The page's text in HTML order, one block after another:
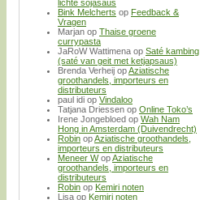
lichte sojasaus
Bink Melcherts op Feedback &
Vragen
Marjan op Thaise groene
currypasta
JaRoW Wattimena op Saté kambing
(saté van geit met ketjapsaus)
Brenda Verheij opAziatische
groothandels, importeurs en
distributeurs
paul idi op Vindaloo
Tatjana Driessen op Online Toko’s
Irene Jongebloed op Wah Nam
Hong in Amsterdam (Duivendrecht)
Robin opAziatische groothandels,
importeurs en distributeurs
Meneer WopAziatische
groothandels, importeurs en
distributeurs
Robin op Kemiri noten
Lisa op Kemiri noten